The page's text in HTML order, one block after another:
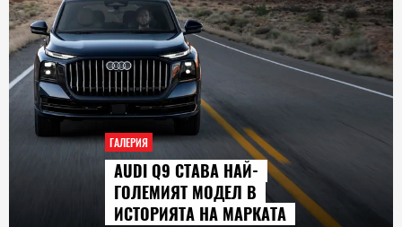
ГАЛЕРИЯ
AUDI Q9 СТАВА НАЙ-
ГОЛЕМИЯТ МОДЕЛ В
ИСТОРИЯТА НА МАРКАТА